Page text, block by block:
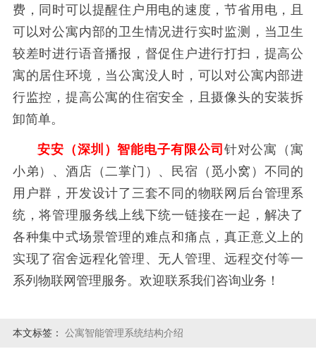
费，同时可以提醒住户用电的速度，节省用电，且
可以对公寓内部的卫生情况进行实时监测，当卫生
较差时进行语音播报，督促住户进行打扫，提高公
寓的居住环境，当公寓没人时，可以对公寓内部进
行监控，提高公寓的住宿安全，且摄像头的安装拆
卸简单。
安安（深圳）智能电子有限公司 针对公寓（寓
小弟）、酒店（二掌门）、民宿（觅小窝）不同的
用户群，开发设计了三套不同的物联网后台管理系
统，将管理服务线上线下统一链接在一起，解决了
各种集中式场景管理的难点和痛点，真正意义上的
实现了宿舍远程化管理、无人管理、远程交付等一
系列物联网管理服务。欢迎联系我们咨询业务！
本文标签： 公寓智能管理系统结构介绍